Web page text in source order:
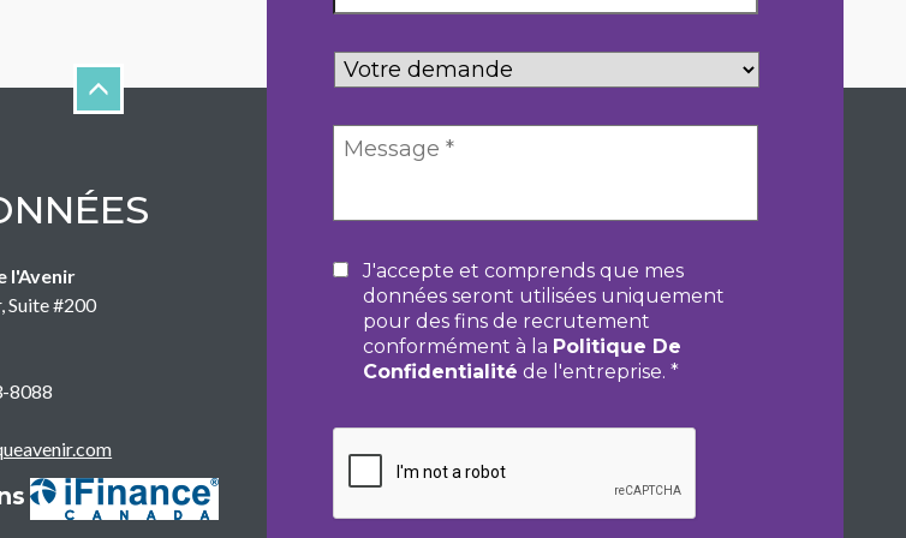
l'Avenir
Suite #200
8088
Votre
demande *
Consentement *
J'accepte et comprends que mes
données seront utilisées uniquement
pour des fins de recrutement
conformément à la Politique De
Confidentialité de l'entreprise. *